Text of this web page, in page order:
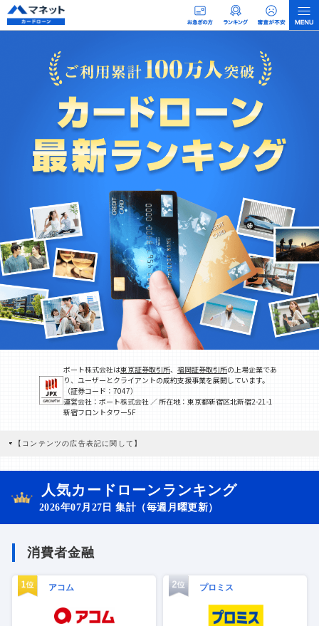
ポート株式会社は東京証券取引所、 福岡証券取引所の上場企業であ
り、ユーザーとクライアントの成約支援事業を展開しています。
（証券コード：7047）
運営会社：ポート株式会社 ／ 所在地：東京都新宿区北新宿2-21-1
新宿フロントタワー5F
【コンテンツの広告表記に関して】
商品を根拠なくPRするものではなく、当編集部の調査／ユーザーへの口コミ収集な
どに基づき、公平性を担保した情報提供を行っています。
>提携企業一覧
人気カードローンランキング
2026年07月27日 集計（毎週月曜更新）
消費者金融
アコム プロミス